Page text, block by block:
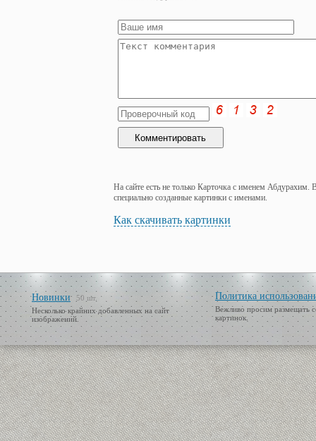
На сайте есть не только Карточка с именем
специально созданные картинки с именами.
Как скачивать картинки
Новинки
50 шт.
Несколько крайних добавленных на сайт
изображений.
Политика
Вежливо просим размещать
картинок.